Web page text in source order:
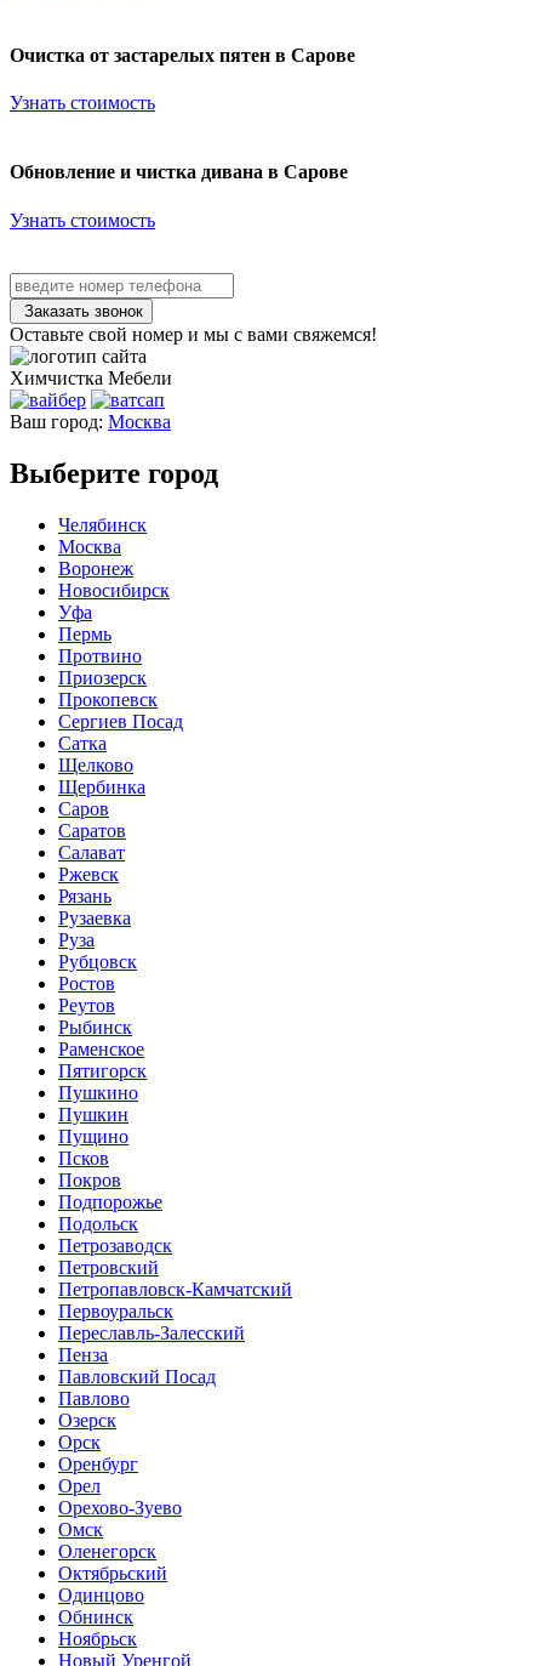
Очистка от застарелых пятен в Сарове
Узнать стоимость
Обновление и чистка дивана в Сарове
Узнать стоимость
Заказать звонок
Оставьте свой номер и мы с вами свяжемся!
Химчистка Мебели
Ваш город: Москва
Выберите город
Челябинск
Москва
Воронеж
Новосибирск
Уфа
Пермь
Протвино
Приозерск
Прокопевск
Сергиев Посад
Сатка
Щелково
Щербинка
Саров
Саратов
Салават
Ржевск
Рязань
Рузаевка
Руза
Рубцовск
Ростов
Реутов
Рыбинск
Раменское
Пятигорск
Пушкино
Пушкин
Пущино
Псков
Покров
Подпорожье
Подольск
Петрозаводск
Петровский
Петропавловск-Камчатский
Первоуральск
Переславль-Залесский
Пенза
Павловский Посад
Павлово
Озерск
Орск
Оренбург
Орел
Орехово-Зуево
Омск
Оленегорск
Октябрьский
Одинцово
Обнинск
Ноябрьск
Новый Уренгой